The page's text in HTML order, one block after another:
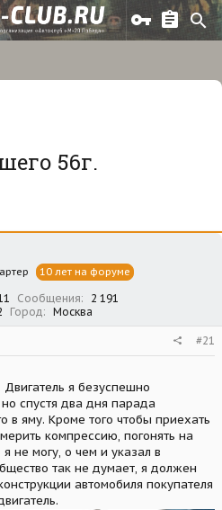
56г.
10 лет на форуме
Сообщения
2 191
Город Москва
#21
Двигатель я безуспешно
спустя два дня парада
в яму. Кроме того чтобы приехать
компрессию, погонять на
не могу, о чем и указал в
так не думает, я должен
автомобиля покупателя